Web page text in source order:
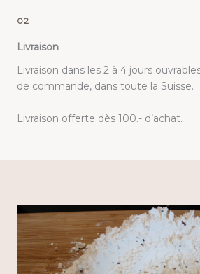
02
Livraison
Livraison dans les 2 à 4 jours
de commande, dans toute la Suisse.
Livraison offerte dès 100.- d’achat.